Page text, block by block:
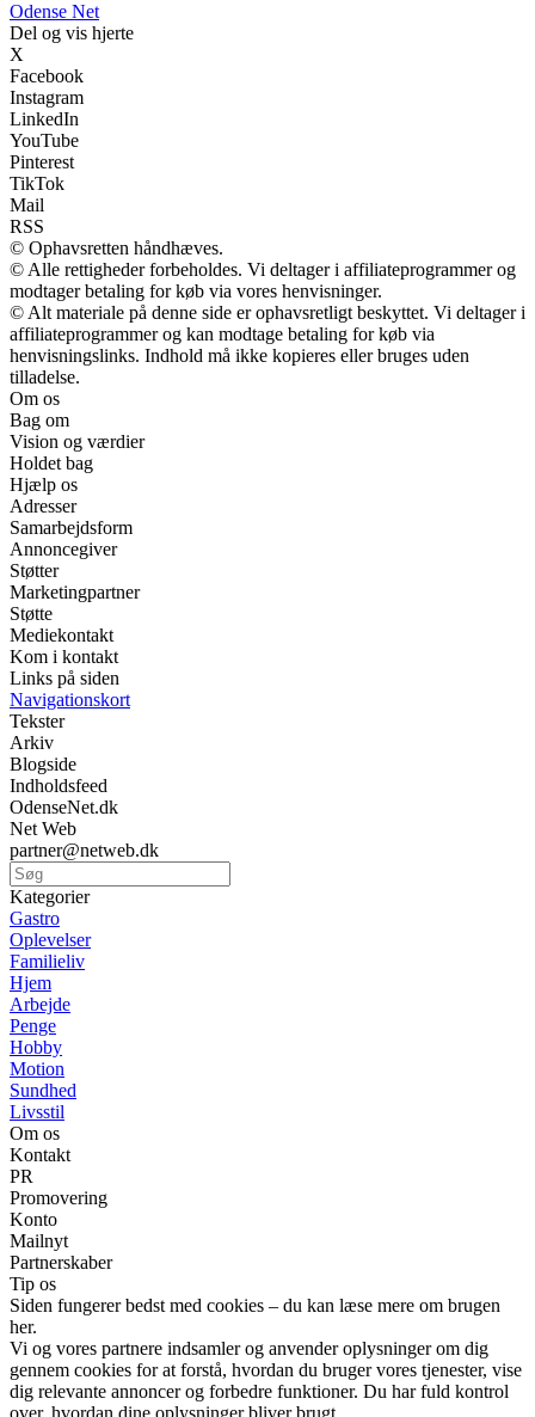
Odense Net
Del og vis hjerte
X
Facebook
Instagram
LinkedIn
YouTube
Pinterest
TikTok
Mail
RSS
© Ophavsretten håndhæves.
© Alle rettigheder forbeholdes. Vi deltager i affiliateprogrammer og
modtager betaling for køb via vores henvisninger.
© Alt materiale på denne side er ophavsretligt beskyttet. Vi deltager i
affiliateprogrammer og kan modtage betaling for køb via
henvisningslinks. Indhold må ikke kopieres eller bruges uden
tilladelse.
Om os
Bag om
Vision og værdier
Holdet bag
Hjælp os
Adresser
Samarbejdsform
Annoncegiver
Støtter
Marketingpartner
Støtte
Mediekontakt
Kom i kontakt
Links på siden
Navigationskort
Tekster
Arkiv
Blogside
Indholdsfeed
OdenseNet.dk
Net Web
partner@netweb.dk
Kategorier
Gastro
Oplevelser
Familieliv
Hjem
Arbejde
Penge
Hobby
Motion
Sundhed
Livsstil
Om os
Kontakt
PR
Promovering
Konto
Mailnyt
Partnerskaber
Tip os
Siden fungerer bedst med cookies – du kan læse mere om brugen
her.
Vi og vores partnere indsamler og anvender oplysninger om dig
gennem cookies for at forstå, hvordan du bruger vores tjenester, vise
dig relevante annoncer og forbedre funktioner. Du har fuld kontrol